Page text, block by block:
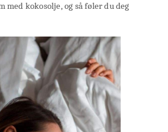
med kokosolje, og så føler du deg